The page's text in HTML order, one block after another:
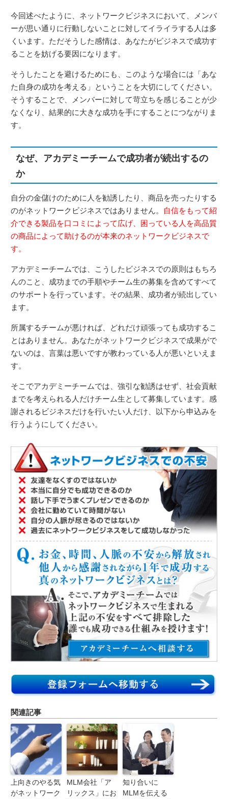
今回述べたように、ネットワークビジネスにおいて、メンバ
ーが思い通りに行動しないことに対してイライラする人は多
くいます。ただそうした感情は、あなたがビジネスで成功す
ることを妨げる要因になります。
そうしたことを避けるためにも、このような場合には「あな
た自身の成功を考える」ということを大切にしてください。
そうすることで、メンバーに対して苛立ちを感じることが少
なくなり、結果的に大きな成功を手にすることにつながりま
す。
なぜ、アカデミーチームで成功者が続出するの
か
自分の金儲けのために人を勧誘したり、商品を売ったりする
のがネットワークビジネスではありません。
自信をもって紹
介できる製品を口コミによって広げ、困っている人を高品質
の商品によって助けるのが本来のネットワークビジネスで
す。
アカデミーチームでは、こうしたビジネスでの原則はもちろ
んのこと、成功までの手順やチーム生の募集を含めてすべて
のサポートを行っています。その結果、成功者が続出してい
ます。
所属するチームが悪ければ、どれだけ頑張っても成功するこ
とはありません。あなたがネットワークビジネスで成果がで
ないのは、言葉は悪いですが教わっている人が悪いといえま
す。
そこでアカデミーチームでは、強引な勧誘はせず、社会貢献
までを考えられる人だけチーム生として募集しています。感
謝されるビジネスだけを行いたい人だけ、以下から申込みを
行うようにしてください。
関連記事
上向きのやる気
がネットワーク
MLM会社「ア
リックス」にお
知り合いに
MLMを伝える